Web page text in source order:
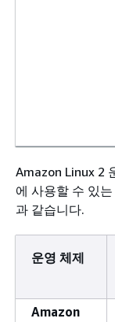
Amazon Linux 2
에 사용할 수 있
과 같습니다.
운영 체제
Amazon